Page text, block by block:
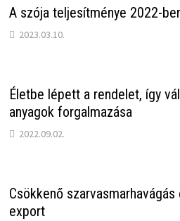
A szója teljesítménye 2022-
2023.03.10.
Életbe lépett a rendelet, így
anyagok forgalmazása
2022.09.02.
Csökkenő
export